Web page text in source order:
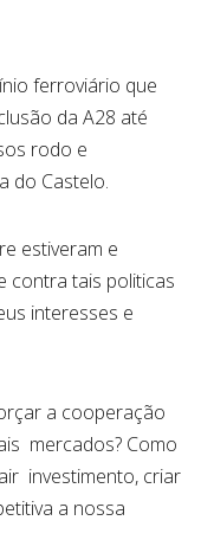
ferroviário que
da A28 até
rodo e
do Castelo.
estiveram e
contra tais politicas
interesses e
a cooperação
mercados? Como
investimento, criar
a nossa